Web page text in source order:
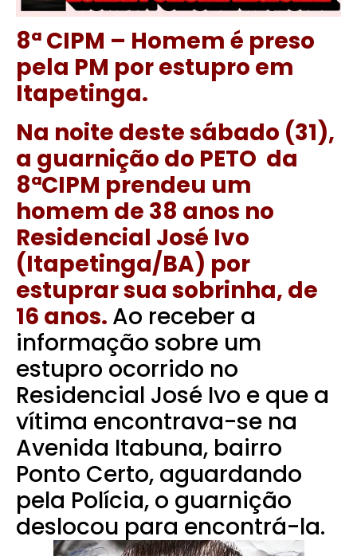
8ª CIPM – Homem é preso
pela PM por estupro em
Itapetinga.
Na noite deste sábado (31),
a guarnição do PETO da
8ªCIPM prendeu um
homem de 38 anos no
Residencial José Ivo
(Itapetinga/BA) por
estuprar sua sobrinha, de
16 anos. Ao receber a
informação sobre um
estupro ocorrido no
Residencial José Ivo e que a
vítima encontrava-se na
Avenida Itabuna, bairro
Ponto Certo, aguardando
pela Polícia, o guarnição
deslocou para encontrá-la.